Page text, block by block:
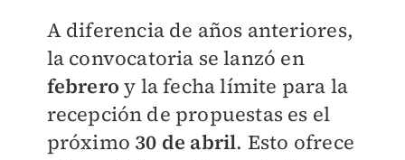
A diferencia de años anteriores,
la convocatoria se lanzó en
febrero y la fecha límite para la
recepción de propuestas es el
próximo 30 de abril. Esto ofrece